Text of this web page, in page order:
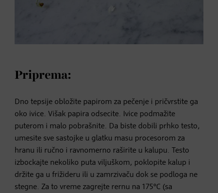
Priprema:
Dno tepsije obložite papirom za pečenje i pričvrstite ga
oko ivice. Višak papira odsecite. Ivice podmažite
puterom i malo pobrašnite. Da biste dobili prhko testo,
umesite sve sastojke u glatku masu procesorom za
hranu ili ručno i ravnomerno raširite u kalupu. Testo
izbockajte nekoliko puta viljuškom, poklopite kalup i
držite ga u frižideru ili u zamrzivaču dok se podloga ne
stegne. Za to vreme zagrejte rernu na 175°C (sa